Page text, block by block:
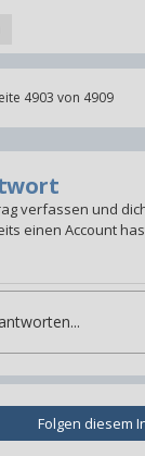
4903 von 4909
verfassen und
einen Account
Folgen diesem